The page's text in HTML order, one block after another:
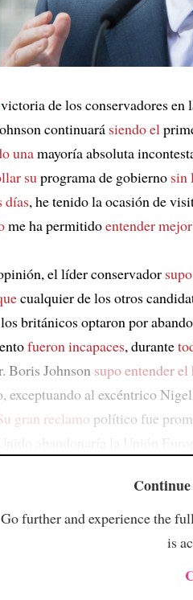
victoria de los conservadores en
continuará siendo el
unamayoría absoluta
su programa de gobierno sin
días, he tenido la ocasión de
me ha permitidoentender mejor
el líder conservador
cualquier de los otros
británicos optaron por
fueron incapaces, durante
Boris Johnson supo entender
exceptuando al excéntrico
gran reclamo político fue
Go further and experience the
is